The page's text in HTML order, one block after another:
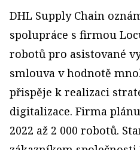
DHL Supply Chain
spolupráce s firmou
robotů pro asistované
smlouva v hodnotě
přispěje k realizaci
digitalizace. Firma
2022 až 2 000 robotů.